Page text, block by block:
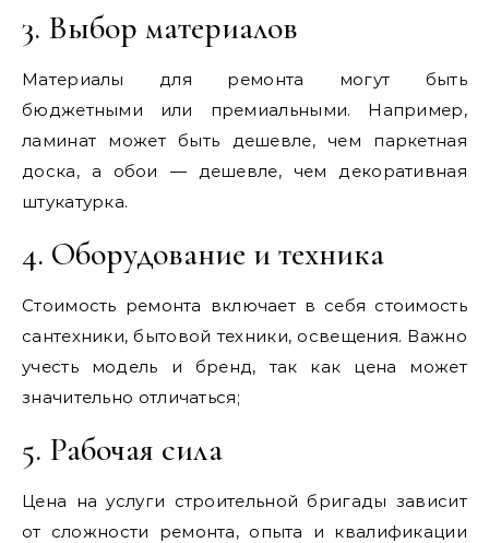
3. Выбор материалов
Материалы для ремонта могут быть
бюджетными или премиальными. Например‚
ламинат может быть дешевле‚ чем паркетная
доска‚ а обои — дешевле‚ чем декоративная
штукатурка.
4. Оборудование и техника
Стоимость ремонта включает в себя стоимость
сантехники‚ бытовой техники‚ освещения. Важно
учесть модель и бренд‚ так как цена может
значительно отличаться;
5. Рабочая сила
Цена на услуги строительной бригады зависит
от сложности ремонта‚ опыта и квалификации